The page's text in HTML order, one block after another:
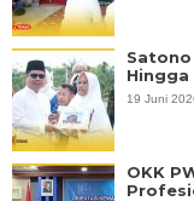
Satono
Hingga
19 Juni
OKK